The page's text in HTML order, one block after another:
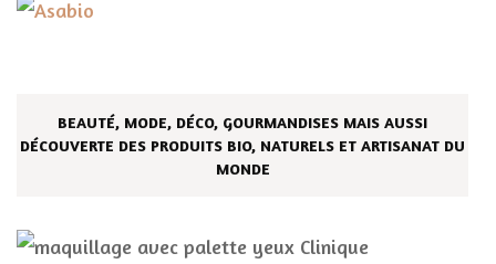
BEAUTÉ, MODE, DÉCO, GOURMANDISES MAIS AUSSI
DÉCOUVERTE DES PRODUITS BIO, NATURELS ET ARTISANAT DU
MONDE